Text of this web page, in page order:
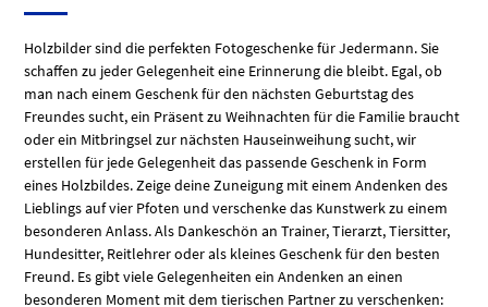
Holzbilder sind die perfekten Fotogeschenke für Jedermann. Sie
schaffen zu jeder Gelegenheit eine Erinnerung die bleibt. Egal, ob
man nach einem Geschenk für den nächsten Geburtstag des
Freundes sucht, ein Präsent zu Weihnachten für die Familie braucht
oder ein Mitbringsel zur nächsten Hauseinweihung sucht, wir
erstellen für jede Gelegenheit das passende Geschenk in Form
eines Holzbildes. Zeige deine Zuneigung mit einem Andenken des
Lieblings auf vier Pfoten und verschenke das Kunstwerk zu einem
besonderen Anlass. Als Dankeschön an Trainer, Tierarzt, Tiersitter,
Hundesitter, Reitlehrer oder als kleines Geschenk für den besten
Freund. Es gibt viele Gelegenheiten ein Andenken an einen
besonderen Moment mit dem tierischen Partner zu verschenken: